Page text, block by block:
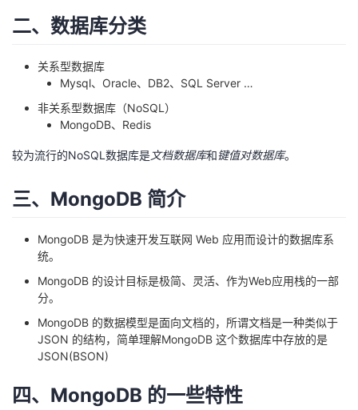
动
关
注
我
的
开
我
的
我
我
的
我
我
的
技
我
的
二、数据库分类
关系型数据库
Mysql、Oracle、DB2、SQL Server …
非关系型数据库（NoSQL）
MongoDB、Redis
较为流行的NoSQL数据库是文档数据库和键值对数据库。
三、MongoDB 简介
MongoDB 是为快速开发互联网 Web 应用而设计的数据库系
统。
MongoDB 的设计目标是极简、灵活、作为Web应用栈的一部
分。
MongoDB 的数据模型是面向文档的，所谓文档是一种类似于
JSON 的结构，简单理解MongoDB 这个数据库中存放的是
JSON(BSON)
四、MongoDB 的一些特性